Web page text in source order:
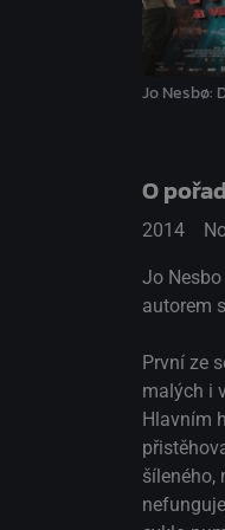
Jo Nesbø:
O
2014
Jo
autorem
První ze
malých i
Hlavním
šíleného,